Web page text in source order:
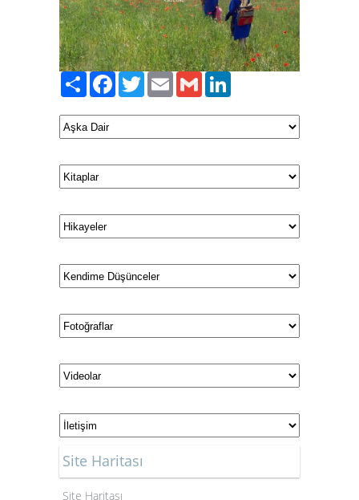
PaylaşFacebook
TwitterEmailGmailLinkedIn
Site Haritası
Site Haritası